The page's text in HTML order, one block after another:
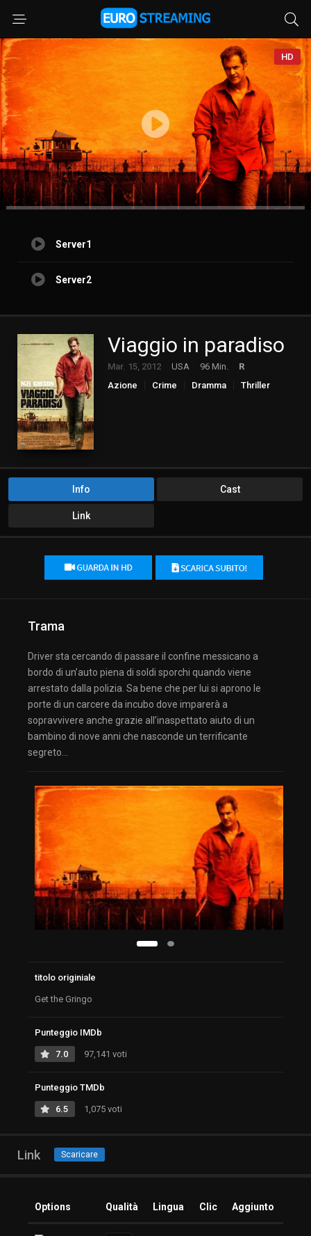
HD
Server1
Server2
Viaggio in paradiso
Mar. 15, 2012 USA 96 Min.
R
Azione
Crime Dramma Thriller
Info Cast
Link
Trama
Driver sta cercando di passare il confine messicano a
bordo di un’auto piena di soldi sporchi quando viene
arrestato dalla polizia. Sa bene che per lui si aprono le
porte di un carcere da incubo dove imparerà a
sopravvivere anche grazie all’inaspettato aiuto di un
bambino di nove anni che nasconde un terrificante
segreto…
titolo originiale
Get the Gringo
Punteggio IMDb
7.0 97,141 voti
Punteggio TMDb
6.5 1,075 voti
Link Scaricare
Options Qualità Lingua Clic Aggiunto